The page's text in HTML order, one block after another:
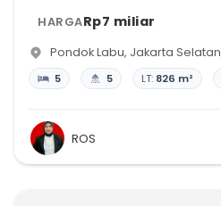
HARGARp7 miliar
Pondok Labu, Jakarta Selatan
5 5 LT: 826 m²
ROS